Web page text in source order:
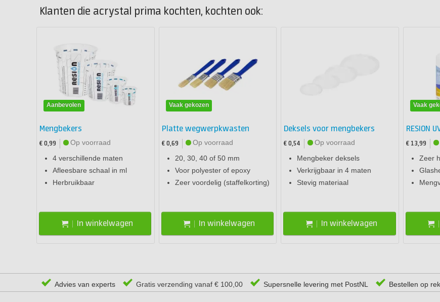
Klanten die acrystal prima kochten, kochten ook:
Aanbevolen
Mengbekers
€ 0,99
Op voorraad
4 verschillende maten
Afleesbare schaal in ml
Herbruikbaar
In winkelwagen
Vaak gekozen
Platte wegwerpkwasten
€ 0,69
Op voorraad
20, 30, 40 of 50 mm
Voor polyester of epoxy
Zeer voordelig (staffelkorting)
In winkelwagen
Deksels voor mengbekers
€ 0,54
Op voorraad
Mengbeker deksels
Verkrijgbaar in 4 maten
Stevig materiaal
In winkelwagen
Vaak
RESION
€ 13,99
Zeer
Advies van experts Gratis verzending vanaf € 100,00 Supersnelle levering met PostNL Bestellen op